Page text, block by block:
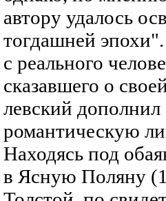
автору удалось
тогдашней
с реального
сказавшего о
левский дополнил
романтическую
Находясь под
в Ясную Поляну